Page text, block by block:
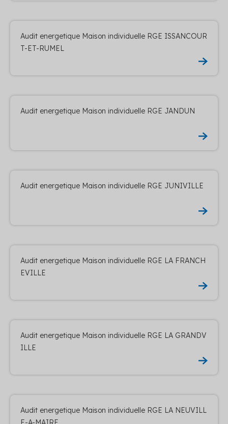
Audit energetique Maison individuelle RGE ISSANCOUR
T-ET-RUMEL
Audit energetique Maison individuelle RGE JANDUN
Audit energetique Maison individuelle RGE JUNIVILLE
Audit energetique Maison individuelle RGE LA FRANCH
EVILLE
Audit energetique Maison individuelle RGE LA GRANDV
ILLE
Audit energetique Maison individuelle RGE LA NEUVILL